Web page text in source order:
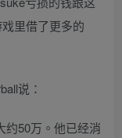
里借了更多的
说：
约50万。他已经消